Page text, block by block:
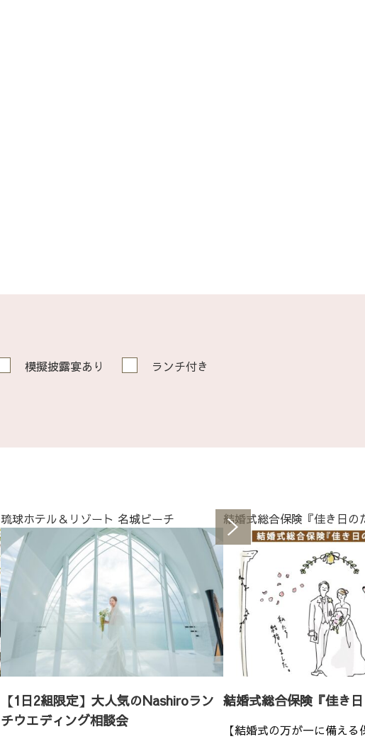
模擬披露宴あり ランチ付き
琉球ホテル＆リゾート 名城ビーチ
【1日2組限定】大人気のNashiroラン
チウエディング相談会
結婚式総合保険『佳き日の
結婚式総合保険『佳き
【結婚式の万が一に備え